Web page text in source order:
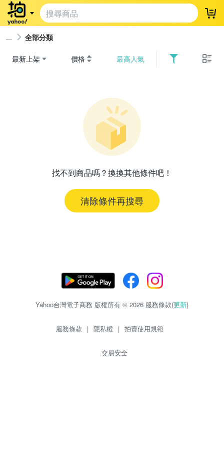
登
全部分類
最新上架 價格 最高人氣
找不到商品嗎？換換其他條件吧！
清除條件再搜尋
Yahoo台灣電子商務 版權所有 © 2026 服務條款(更新)
服務條款 | 隱私權 | 拍賣使用規範
交易安全